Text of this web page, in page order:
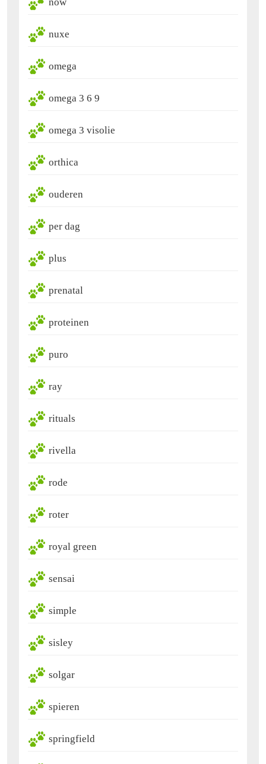
nuxe
omega
omega 3 6 9
omega 3 visolie
orthica
ouderen
per dag
plus
prenatal
proteinen
puro
ray
rituals
rivella
rode
roter
royal green
sensai
simple
sisley
solgar
spieren
springfield